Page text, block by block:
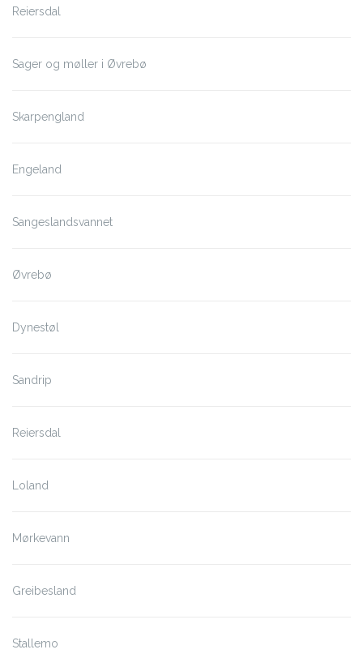
Reiersdal
Sager og møller i Øvrebø
Skarpengland
Engeland
Sangeslandsvannet
Øvrebø
Dynestøl
Sandrip
Reiersdal
Loland
Mørkevann
Greibesland
Stallemo